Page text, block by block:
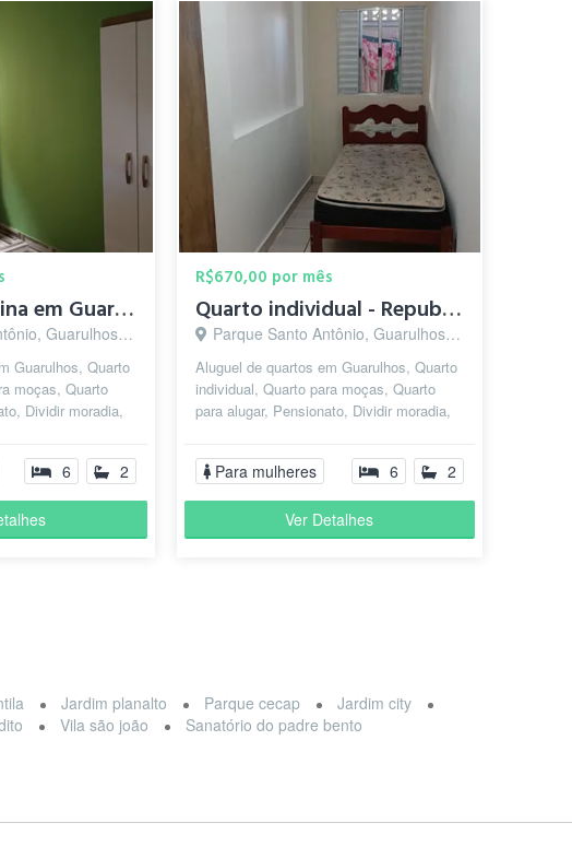
Pensão Feminina em Guarulhos
Guarulhos - SP
Guarulhos, Quarto
moças, Quarto
Dividir moradia,
6 2
R$670,00 por mês
Quarto individual - Republica Feminina Guarulhos
Parque Santo Antônio, Guarulhos - SP
Aluguel de quartos em Guarulhos, Quarto
individual, Quarto para moças, Quarto
para alugar, Pensionato, Dividir moradia,
Para mulheres 6 2
Ver Detalhes
Jardim planalto Parque cecap
Jardim city
Vila são joão Sanatório do padre bento